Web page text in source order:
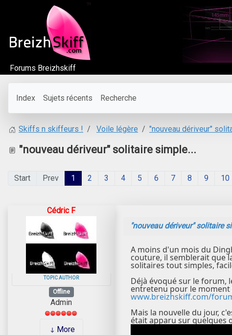
Forums Breizhskiff
Index Sujets récents Recherche
Skiffs n skiffeurs ! Voile légère "nouveau dériveur"
"nouveau dériveur" solitaire simple...
Start Prev 1 2 3 4 5 6 7 8 9 10
Cédric F
TOPIC AUTHOR
Offline
Admin
More
"nouveau dériveur" solitaire
A moins d'un mois du
couture, il semblerait que
solitaires tout simples,
Déjà évoqué sur le forum,
entretenu pour le moment
www.breizhskiff.com/
Mais la nouvelle du jour,
était apparu sur quelques